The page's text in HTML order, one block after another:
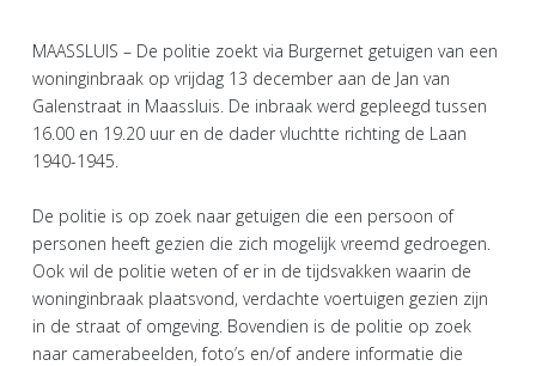
MAASSLUIS – De politie zoekt via Burgernet getuigen van een
woninginbraak op vrijdag 13 december aan de Jan van
Galenstraat in Maassluis. De inbraak werd gepleegd tussen
16.00 en 19.20 uur en de dader vluchtte richting de Laan
1940-1945.
De politie is op zoek naar getuigen die een persoon of
personen heeft gezien die zich mogelijk vreemd gedroegen.
Ook wil de politie weten of er in de tijdsvakken waarin de
woninginbraak plaatsvond, verdachte voertuigen gezien zijn
in de straat of omgeving. Bovendien is de politie op zoek
naar camerabeelden, foto’s en/of andere informatie die